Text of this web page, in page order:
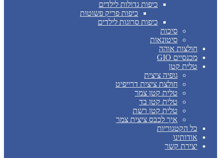
כיפות גדולות לילדים
כיפות פריק פשוטות
כיפות סרוגות לילדים
סיכות
סיטונאות
חולצות אוהה
מכנסיים GIO
טלית קטן
גופיה ציצית
חולצת ציצית דרייפיט
טלית קטן צמר
טלית קטן בד
טלית קטן רשת
איך לכבס ציצית צמר
כל הקטגוריות
אודותינו
יצירת קשר